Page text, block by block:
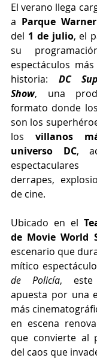
El verano llega
a Parque
del 1 de julio, el
su
espectáculos
historia: DC
Show, una
formato donde
son los
los villanos
universo DC,
derrapes,
de cine.
Ubicado en el
de Movie World
escenario que
mítico
de Policía, este
apuesta por una
más
en escena
que convierte al
del caos que